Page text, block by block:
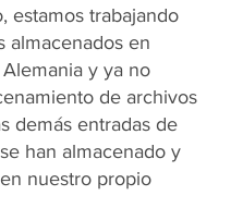
estamos trabajando
almacenados en
y ya no
de archivos
demás entradas de
han almacenado y
nuestro propio